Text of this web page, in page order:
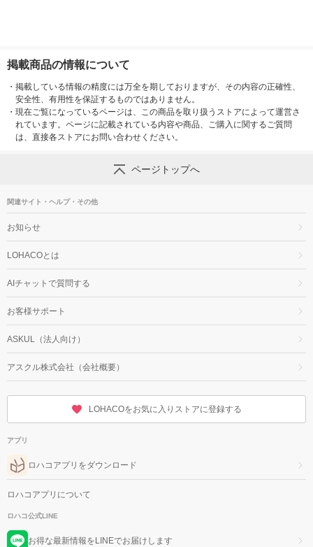
掲載商品の情報について
・ 掲載している情報の精度には万全を期しておりますが、その内容の正確性、
安全性、有用性を保証するものではありません。
・ 現在ご覧になっているページは、この商品を取り扱うストアによって運営さ
れています。ページに記載されている内容や商品、ご購入に関するご質問
は、直接各ストアにお問い合わせください。
ページトップへ
関連サイト・ヘルプ・その他
お知らせ
LOHACOとは
AIチャットで質問する
お客様サポート
ASKUL（法人向け）
アスクル株式会社（会社概要）
LOHACOをお気に入りストアに登録する
アプリ
ロハコアプリをダウンロード
ロハコアプリについて
ロハコ公式LINE
お得な最新情報をLINEでお届けします